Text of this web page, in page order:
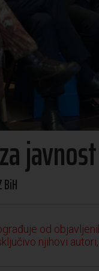
od
njihovi